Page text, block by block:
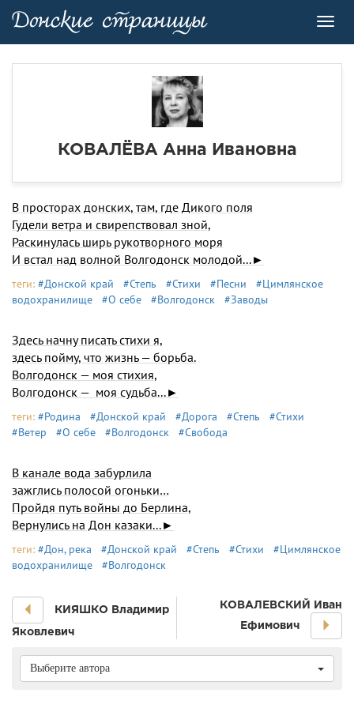
КОВАЛЁВА Анна Ивановна
В просторах донских, там, где Дикого поля
Гудели ветра и свирепствовал зной,
Раскинулась ширь рукотворного моря
И встал над волной Волгодонск молодой...►
теги: #Донской край #Степь #Стихи #Песни
#Цимлянское
водохранилище
#О себе #Волгодонск #Заводы
Здесь начну писать стихи я,
здесь пойму, что жизнь — борьба.
Волгодонск — моя стихия,
Волгодонск — моя судьба...►
теги: #Родина #Донской край #Дорога #Степь
#Стихи
#Ветер
#О себе #Волгодонск #Свобода
В канале вода забурлила
зажглись полосой огоньки…
Пройдя путь войны до Берлина,
Вернулись на Дон казаки...►
теги: #Дон, река #Донской край #Степь #Стихи
#Цимлянское
водохранилище
#Волгодонск
КИЯШКО Владимир
Яковлевич
КОВАЛЕВСКИЙ Иван
Ефимович
Выберите автора